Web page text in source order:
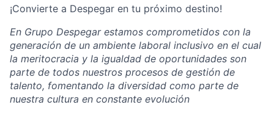
¡Convierte a Despegar en tu próximo destino!
En Grupo Despegar estamos comprometidos con la
generación de un ambiente laboral inclusivo en el cual
la meritocracia y la igualdad de oportunidades son
parte de todos nuestros procesos de gestión de
talento, fomentando la diversidad como parte de
nuestra cultura en constante evolución